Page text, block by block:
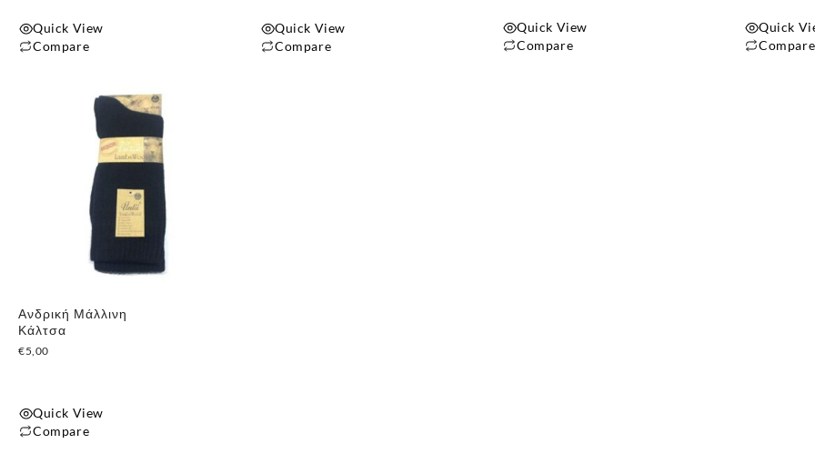
Quick View
Compare
παραλλαγές.
στη
σελίδα
Quick View
Compare
Quick View
Compare
Quick
Compare
Ανδρική Μάλλινη
Κάλτσα
€5,00
Quick View
Compare